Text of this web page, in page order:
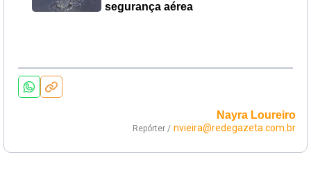
segurança aérea
Nayra Loureiro
Repórter / nvieira@redegazeta.com.br